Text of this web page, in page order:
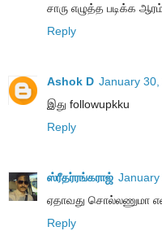
சாரு எழுத்த படிக்க
Reply
Ashok D January
இது followupkku
Reply
ஸ்ரீதர்ரங்கராஜ் January
ஏதாவது சொல்லணுமா
Reply